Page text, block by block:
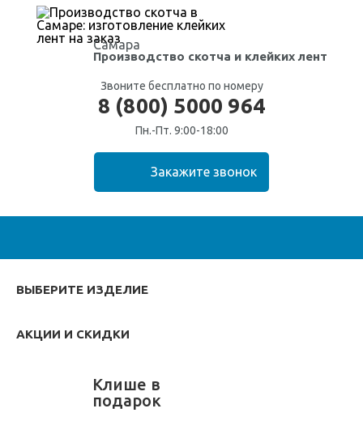
Самара
Производство скотча и клейких лент
Звоните бесплатно по номеру
8 (800) 5000 964
Пн.-Пт. 9:00-18:00
ВЫБЕРИТЕ ИЗДЕЛИЕ
АКЦИИ И СКИДКИ
Клише в
подарок